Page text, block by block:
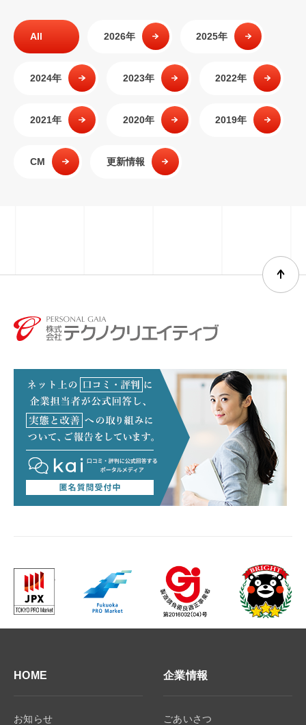
All 2026年 2025年
2024年 2023年 2022年
2021年 2020年 2019年
CM 更新情報
HOME
お知らせ
企業情報
ごあいさつ